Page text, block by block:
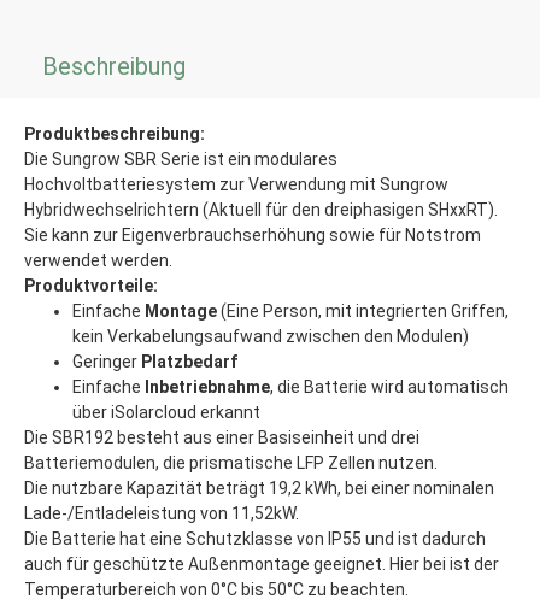
Beschreibung
Produktbeschreibung:
Die Sungrow SBR Serie ist ein modulares
Hochvoltbatteriesystem zur Verwendung mit Sungrow
Hybridwechselrichtern (Aktuell für den dreiphasigen SHxxRT).
Sie kann zur Eigenverbrauchserhöhung sowie für Notstrom
verwendet werden.
Produktvorteile:
Einfache Montage(Eine Person, mit integrierten Griffen,
kein Verkabelungsaufwand zwischen den Modulen)
Geringer Platzbedarf
Einfache Inbetriebnahme, die Batterie wird automatisch
über iSolarcloud erkannt
Die SBR192 besteht aus einer Basiseinheit und drei
Batteriemodulen, die prismatische LFP Zellen nutzen.
Die nutzbare Kapazität beträgt 19,2 kWh, bei einer nominalen
Lade-/Entladeleistung von 11,52kW.
Die Batterie hat eine Schutzklasse von IP55 und ist dadurch
auch für geschützte Außenmontage geeignet. Hier bei ist der
Temperaturbereich von 0°C bis 50°C zu beachten.